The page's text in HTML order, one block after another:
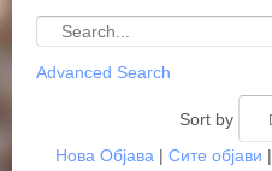
Advanced Search
Sort by
Нова Објава | Сите објави |